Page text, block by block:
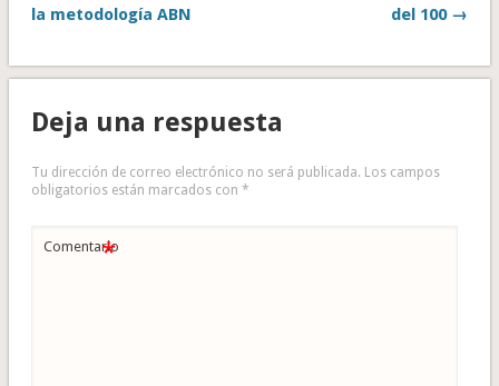
la metodología ABN
del 100 →
Deja una respuesta
Tu dirección de correo electrónico no será publicada. Los campos
obligatorios están marcados con *
Comentario
*